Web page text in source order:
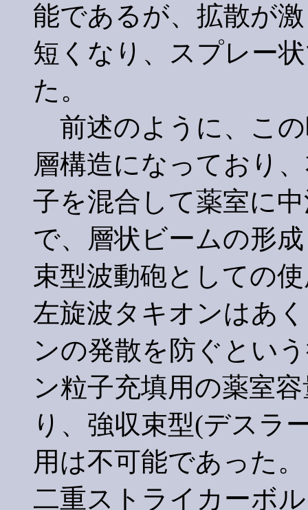
能であるが、拡散が
短くなり、スプレー
た。
前述のように、この
層構造になっており
子を混合して薬室に
で、層状ビームの形
束型波動砲としての
左旋波タキオンはあ
ンの発散を防ぐとい
ン粒子充填用の薬室
り、強収束型(デスラ
用は不可能であった
二重ストライカーボ